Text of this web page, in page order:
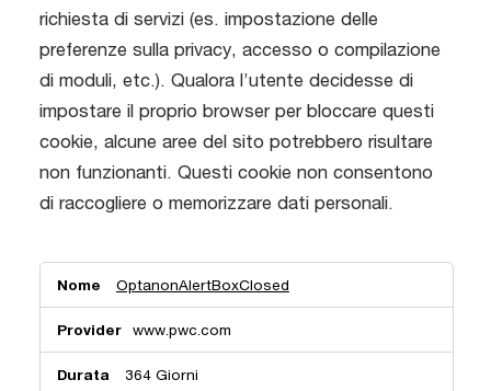
richiesta di servizi (es. impostazione delle
preferenze sulla privacy, accesso o compilazione
di moduli, etc.). Qualora l’utente decidesse di
impostare il proprio browser per bloccare questi
cookie, alcune aree del sito potrebbero risultare
non funzionanti. Questi cookie non consentono
di raccogliere o memorizzare dati personali.
Cookie
tecnici
(o
strettamente
necessari)
OptanonAlertBoxClosed
www.pwc.com
364 Giorni